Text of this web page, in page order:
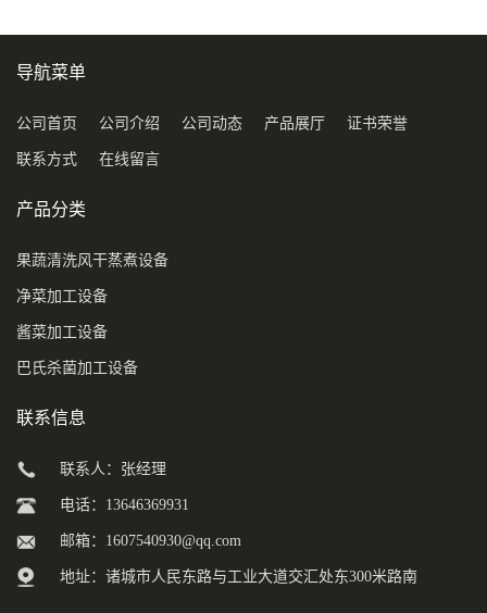
导航菜单
公司首页 公司介绍 公司动态 产品展厅 证书荣誉
联系方式 在线留言
产品分类
果蔬清洗风干蒸煮设备
净菜加工设备
酱菜加工设备
巴氏杀菌加工设备
联系信息
联系人：张经理
电话：13646369931
邮箱： 1607540930@qq.com
地址：诸城市人民东路与工业大道交汇处东300米路南